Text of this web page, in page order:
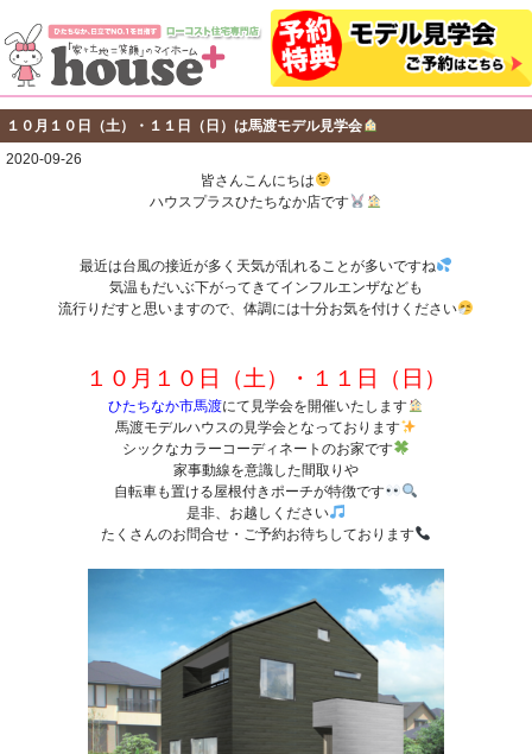
１０月１０日（土）・１１日（日）は馬渡モデル見学会
2020-09-26
皆さんこんにちは
ハウスプラスひたちなか店です
最近は台風の接近が多く天気が乱れることが多いですね
気温もだいぶ下がってきてインフルエンザなども
流行りだすと思いますので、体調には十分お気を付けください
１０月１０日（土）・１１日（日）
ひたちなか市馬渡にて見学会を開催いたします
馬渡モデルハウスの見学会となっております
シックなカラーコーディネートのお家です
家事動線を意識した間取りや
自転車も置ける屋根付きポーチが特徴です
是非、お越しください
たくさんのお問合せ・ご予約お待ちしております